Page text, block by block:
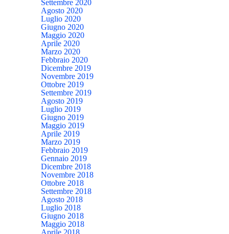
Settembre 2020
Agosto 2020
Luglio 2020
Giugno 2020
Maggio 2020
Aprile 2020
Marzo 2020
Febbraio 2020
Dicembre 2019
Novembre 2019
Ottobre 2019
Settembre 2019
Agosto 2019
Luglio 2019
Giugno 2019
Maggio 2019
Aprile 2019
Marzo 2019
Febbraio 2019
Gennaio 2019
Dicembre 2018
Novembre 2018
Ottobre 2018
Settembre 2018
Agosto 2018
Luglio 2018
Giugno 2018
Maggio 2018
Aprile 2018